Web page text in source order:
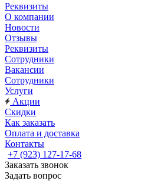
Реквизиты
О компании
Новости
Отзывы
Реквизиты
Сотрудники
Вакансии
Сотрудники
Услуги
Акции
Скидки
Как заказать
Оплата и доставка
Контакты
+7 (923) 127-17-68
Заказать звонок
Задать вопрос